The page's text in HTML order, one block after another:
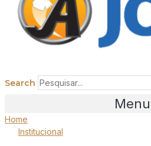
Search
Menu
Home
Institucional